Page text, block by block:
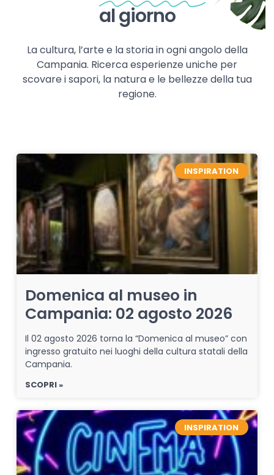
al giorno
La cultura, l’arte e la storia in ogni angolo della
Campania. Ricerca esperienze uniche per
scovare i sapori, la natura e le bellezze della tua
regione.
INSPIRATION
Domenica al museo in
Campania: 02 agosto 2026
Il 02 agosto 2026 torna la “Domenica al museo” con
ingresso gratuito nei luoghi della cultura statali della
Campania.
SCOPRI »
INSPIRATION